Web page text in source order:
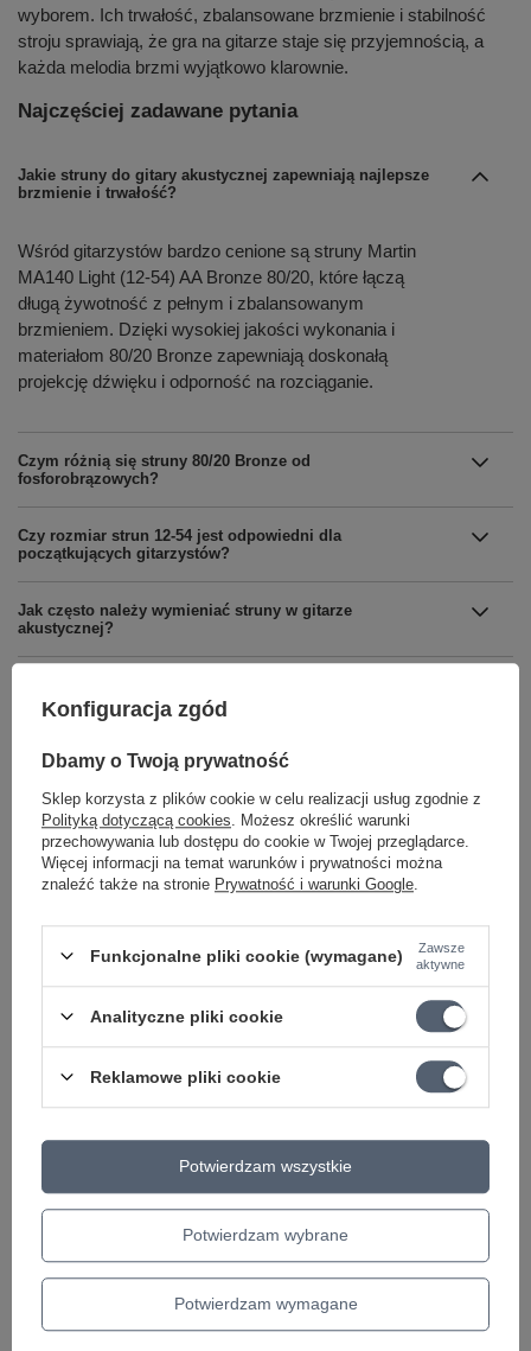
wyborem. Ich trwałość, zbalansowane brzmienie i stabilność
stroju sprawiają, że gra na gitarze staje się przyjemnością, a
każda melodia brzmi wyjątkowo klarownie.
Najczęściej zadawane pytania
Jakie struny do gitary akustycznej zapewniają najlepsze
brzmienie i trwałość?
Wśród gitarzystów bardzo cenione są struny Martin
MA140 Light (12-54) AA Bronze 80/20, które łączą
długą żywotność z pełnym i zbalansowanym
brzmieniem. Dzięki wysokiej jakości wykonania i
materiałom 80/20 Bronze zapewniają doskonałą
projekcję dźwięku i odporność na rozciąganie.
Czym różnią się struny 80/20 Bronze od
fosforobrązowych?
Czy rozmiar strun 12-54 jest odpowiedni dla
początkujących gitarzystów?
Jak często należy wymieniać struny w gitarze
akustycznej?
do gitary akustycznej?
Marka Martin
Podmiot odpowiedzialny za ten
Lauda Central Europe
Symbol L2340011
KATEGORIA
STRUNY
DO GITARY AKUSTYCZNEJ
Parametry bezpieczeństwa
Może potrzebujesz tego do gitary
Preparat nabłyszczający do gitary Guitar
polish Lizard Spit MP 01
30,97 zł
Konfiguracja zgód
Dbamy o Twoją prywatność
Sklep korzysta z plików cookie w celu realizacji usług zgodnie z
Polityką dotyczącą cookies . Możesz określić warunki
przechowywania lub dostępu do cookie w Twojej przeglądarce.
Więcej informacji na temat warunków i prywatności można
znaleźć także na stronie Prywatność i warunki Google
Funkcjonalne pliki cookie (wymagane)
Zawsze
aktywne
Analityczne pliki cookie
Reklamowe pliki cookie
Potwierdzam wybrane
Potwierdzam wymagane
Potwierdzam wszystkie